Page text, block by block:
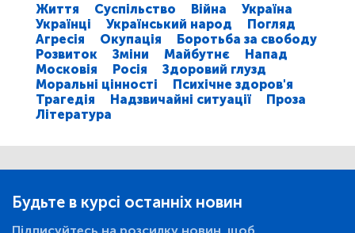
Життя Суспільство Війна
Україна
Українці
Український народ
Погляд
Агресія
Окупація
Боротьба за свободу
Розвиток
Зміни Майбутнє
Напад
Московія
Росія
Здоровий глузд
Моральні цінності
Психічне здоров'я
Трагедія
Надзвичайні ситуації
Проза
Література
Будьте в курсі останніх новин